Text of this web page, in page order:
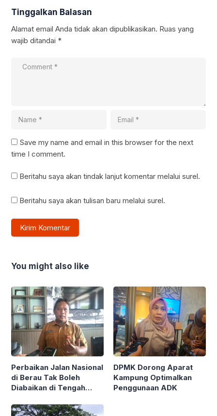
Tinggalkan Balasan
Alamat email Anda tidak akan dipublikasikan. Ruas yang
wajib ditandai *
Save my name and email in this browser for the next
time I comment.
Beritahu saya akan tindak lanjut komentar melalui surel.
Beritahu saya akan tulisan baru melalui surel.
You might also like
Perbaikan Jalan Nasional
di Berau Tak Boleh
Diabaikan di Tengah
Kalimantan
DPMK Dorong Aparat
Kampung Optimalkan
Penggunaan ADK